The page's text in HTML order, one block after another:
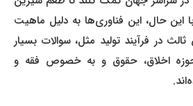
حال، این فناوری‌ها به دلیل ماهیت
فرآیند تولید مثل، سوالات بسیار
اخلاق، حقوق و به خصوص فقه و